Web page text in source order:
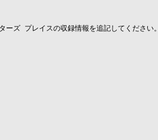
ズ プレイスの収録情報を追記してください。